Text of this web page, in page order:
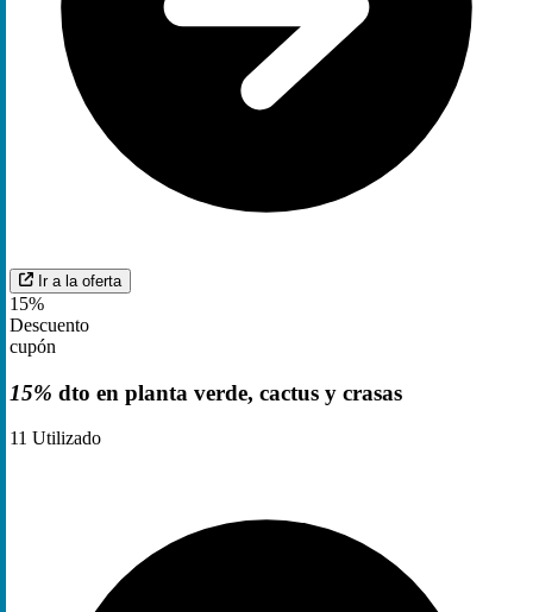
Ir a la oferta
15%
Descuento
cupón
15% dto en planta verde, cactus y crasas
11 Utilizado